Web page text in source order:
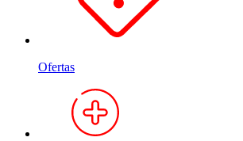
Ofertas